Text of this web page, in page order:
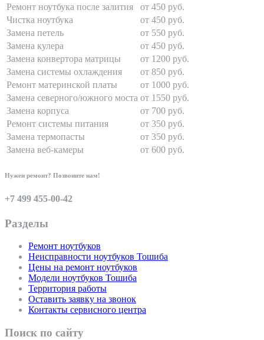
Ремонт ноутбука после залития
от 450 руб.
Чистка ноутбука
от 450 руб.
Замена петель
от 550 руб.
Замена кулера
от 450 руб.
Замена конвертора матрицы
от 1200 руб.
Замена системы охлаждения
от 850 руб.
Ремонт материнской платы
от 1000 руб.
Замена северного/южного моста от 1550 руб.
Замена корпуса
от 700 руб.
Ремонт системы питания
от 350 руб.
Замена термопасты
от 350 руб.
Замена веб-камеры
от 600 руб.
Нужен ремонт? Позвоните нам!
+7 499 455-00-42
Разделы
Ремонт ноутбуков
Неисправности ноутбуков Тошиба
Цены на ремонт ноутбуков
Модели ноутбуков Тошиба
Территория работы
Оставить заявку на звонок
Контакты сервисного центра
Поиск по сайту